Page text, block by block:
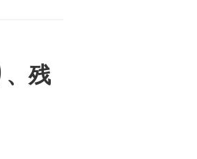
、残